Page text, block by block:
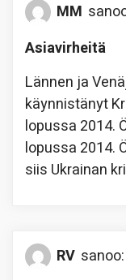
MM
Asiavirheitä
Lännen ja
käynnistänyt
lopussa 2014.
lopussa 2014.
siis Ukrainan
RV sanoo: